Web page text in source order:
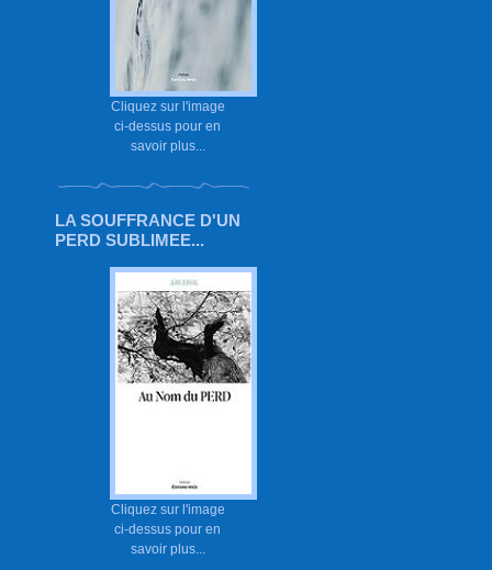
Cliquez sur l'image
ci-dessus pour en
savoir plus...
LA SOUFFRANCE D'UN
PERD SUBLIMEE...
Cliquez sur l'image
ci-dessus pour en
savoir plus...